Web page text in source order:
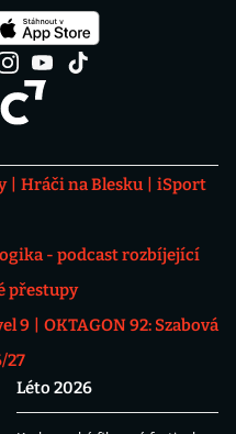
Hráči na Blesku
iSport
- podcast rozbíjející
přestupy
9
OKTAGON 92: Szabová
27
Léto 2026